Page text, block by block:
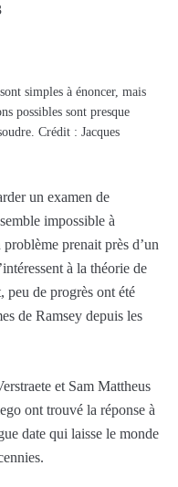
simples à énoncer, mais
possibles sont presque
Crédit : Jacques
un examen de
impossible à
prenait près d’un
à la théorie de
peu de progrès ont été
de Ramsey depuis les
et Sam Mattheus
ont trouvé la réponse à
date qui laisse le monde